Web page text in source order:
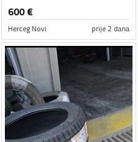
600€
Herceg Novi prije 2 dana